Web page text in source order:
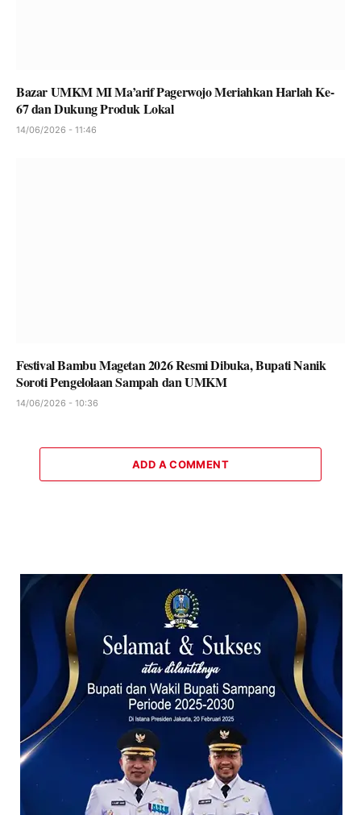
Bazar UMKM MI Ma’arif Pagerwojo Meriahkan Harlah Ke-
67 dan Dukung Produk Lokal
14/06/2026 - 11:46
Festival Bambu Magetan 2026 Resmi Dibuka, Bupati Nanik
Soroti Pengelolaan Sampah dan UMKM
14/06/2026 - 10:36
ADD A COMMENT